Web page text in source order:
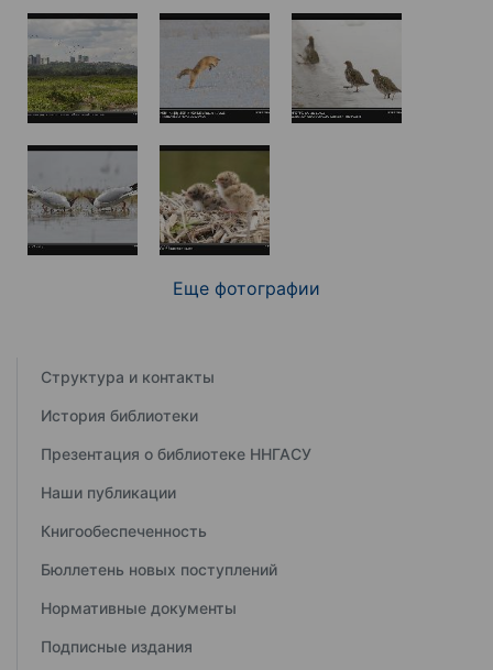
Еще фотографии
Структура и контакты
История библиотеки
Презентация о библиотеке ННГАСУ
Наши публикации
Книгообеспеченность
Бюллетень новых поступлений
Нормативные документы
Подписные издания